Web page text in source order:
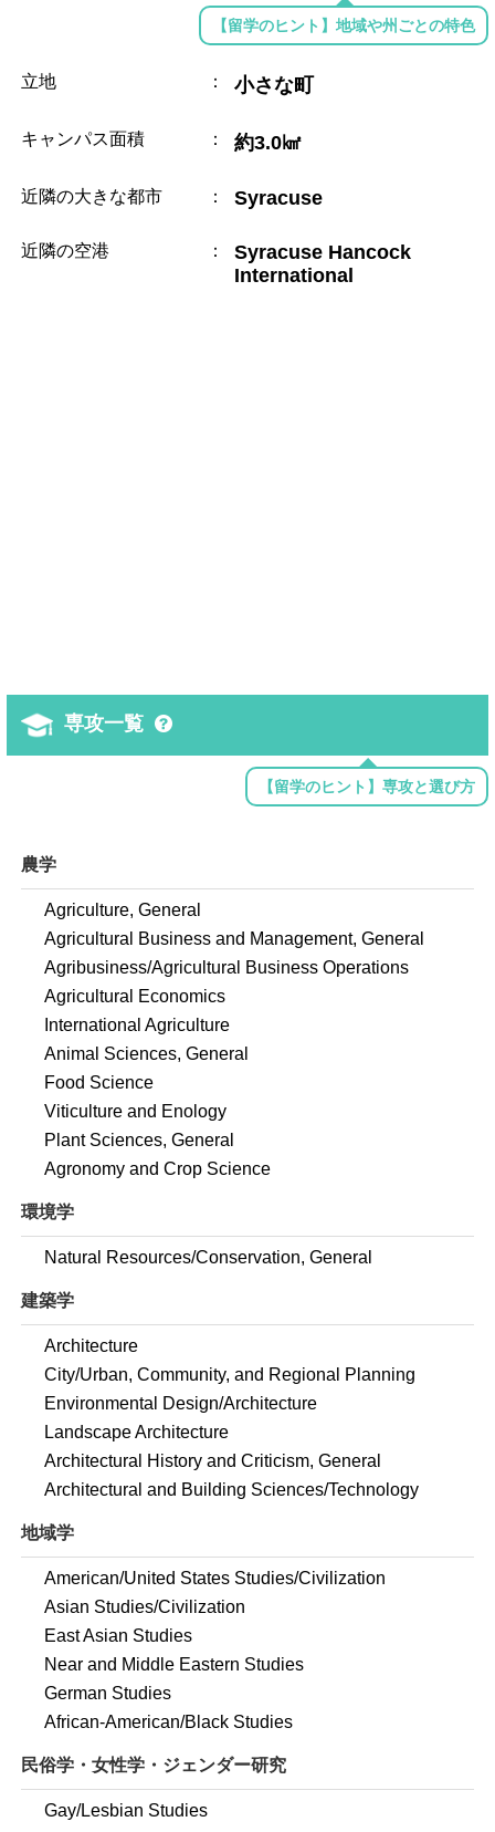
【留学のヒント】地域や州ごとの特色
立地 ： 小さな町
キャンパス面積 ： 約3.0㎢
近隣の大きな都市 ： Syracuse
近隣の空港 ：
Syracuse Hancock
International
専攻一覧
【留学のヒント】専攻と選び方
農学
Agriculture, General
Agricultural Business and Management, General
Agribusiness/Agricultural Business Operations
Agricultural Economics
International Agriculture
Animal Sciences, General
Food Science
Viticulture and Enology
Plant Sciences, General
Agronomy and Crop Science
環境学
Natural Resources/Conservation, General
建築学
Architecture
City/Urban, Community, and Regional Planning
Environmental Design/Architecture
Landscape Architecture
Architectural History and Criticism, General
Architectural and Building Sciences/Technology
地域学
American/United States Studies/Civilization
Asian Studies/Civilization
East Asian Studies
Near and Middle Eastern Studies
German Studies
African-American/Black Studies
民俗学・女性学・ジェンダー研究
Gay/Lesbian Studies